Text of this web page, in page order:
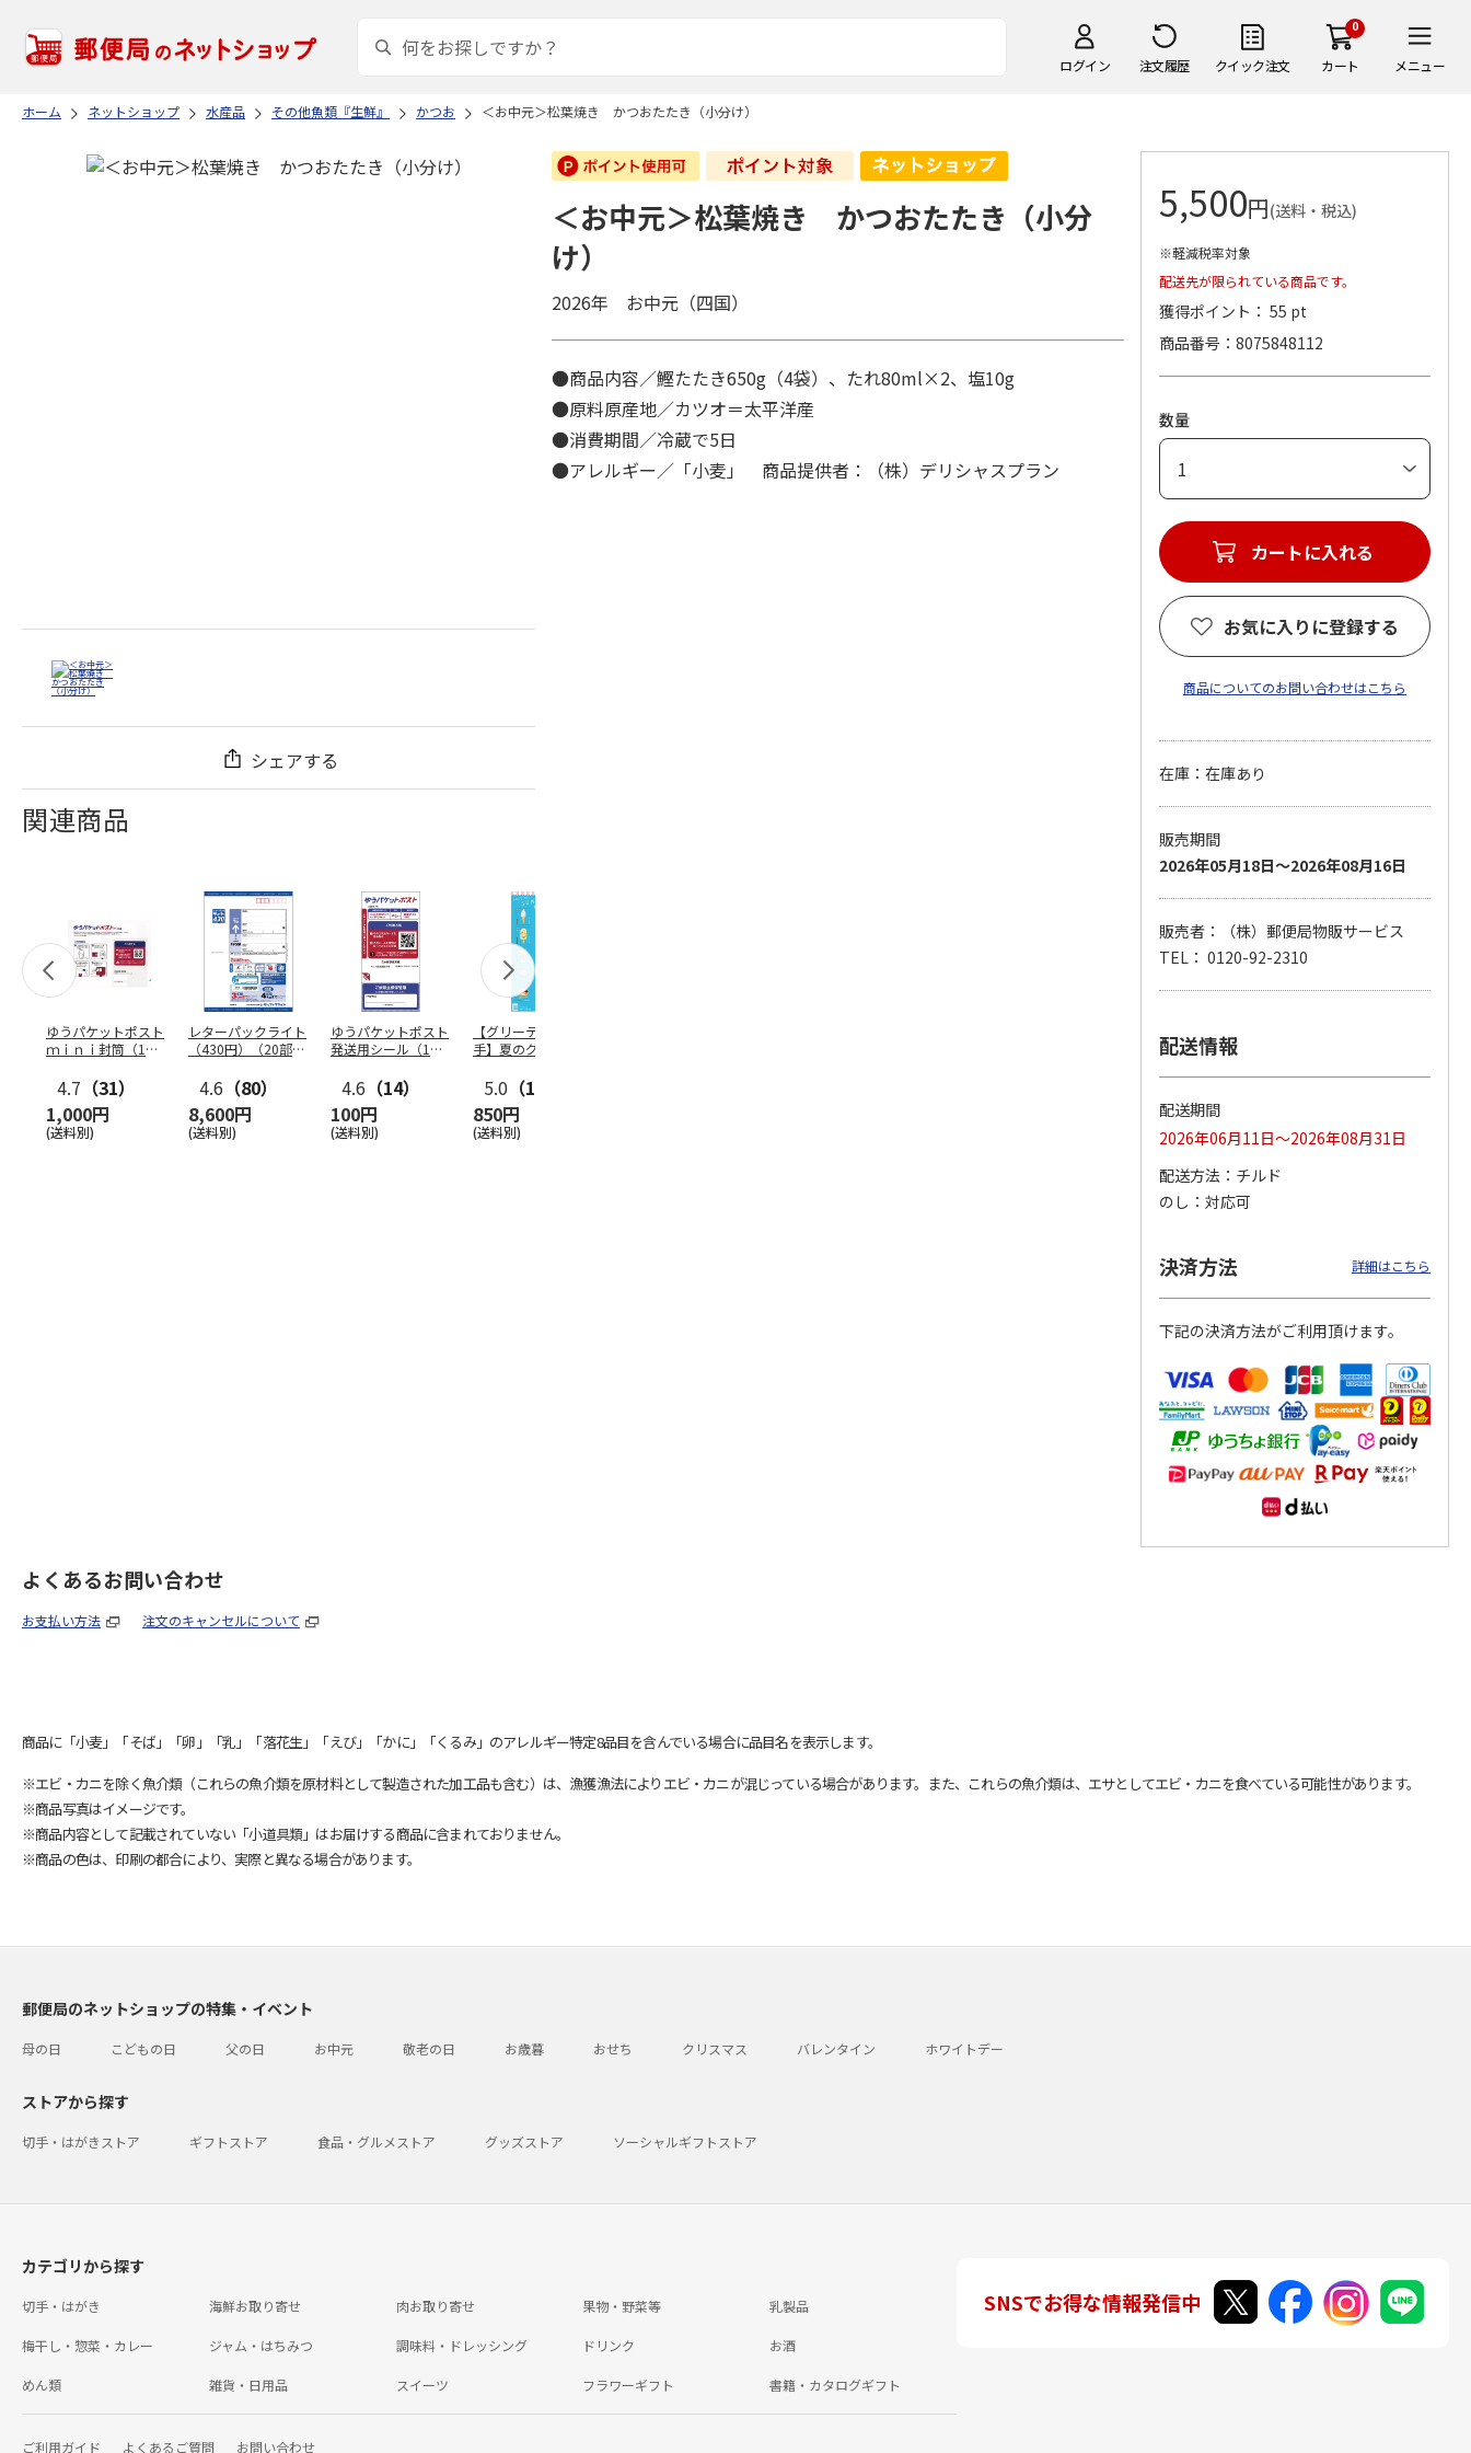
ログイン 注文履歴 クイック注文
0
カート メニュー
ホーム ネットショップ 水産品 その他魚類『生鮮』 かつお ＜お中元＞松葉焼き かつおたたき（小分け）
シェアする
関連商品
ゆうパケットポスト
ｍｉｎｉ封筒（1個
4.7 （31）
1,000円
(送料別)
レターパックライト
（430円）（20部セ
4.6 （80）
8,600円
(送料別)
ゆうパケットポスト
発送用シール（1個
4.6 （14）
100円
(送料別)
【グリーティング切
手】夏のグリーティ
5.0 （10）
850円
(送料別)
手】グリーティング
円…
5,500円
(送料別) (送料別)
＜お中元＞松葉焼き かつおたたき（小分
け）
2026年 お中元（四国）
●商品内容／鰹たたき650g（4袋）、たれ80ml×2、塩10g
●原料原産地／カツオ＝太平洋産
●消費期間／冷蔵で5日
●アレルギー／「小麦」 商品提供者：（株）デリシャスプラン
5,500円(送料・税込)
※軽減税率対象
配送先が限られている商品です。
獲得ポイント： 55 pt
商品番号
8075848112
数量
カートに入れる
お気に入りに登録する
商品についてのお問い合わせはこちら
在庫：在庫あり
販売期間
2026年05月18日～2026年08月16日
販売者：（株）郵便局物販サービス
TEL： 0120-92-2310
配送情報
配送期間
2026年06月11日～2026年08月31日
配送方法
チルド
のし
対応可
決済方法 詳細はこちら
下記の決済方法がご利用頂けます。
よくあるお問い合わせ
お支払い方法 注文のキャンセルについて
商品に「小麦」「そば」「卵」「乳」「落花生」「えび」「かに」「くるみ」のアレルギー特定8品目を含んでいる場合に品目名を表示します。
※エビ・カニを除く魚介類（これらの魚介類を原材料として製造された加工品も含む）は、漁獲漁法によりエビ・カニが混じっている場合があります。また、これらの魚介類は、エサとしてエビ・カニを食べている可能性があります。
※商品写真はイメージです。
※商品内容として記載されていない「小道具類」はお届けする商品に含まれておりません。
※商品の色は、印刷の都合により、実際と異なる場合があります。
郵便局のネットショップの特集・イベント
母の日 こどもの日 父の日 お中元 敬老の日 お歳暮 おせち クリスマス バレンタイン ホワイトデー
ストアから探す
切手・はがきストア ギフトストア 食品・グルメストア グッズストア ソーシャルギフトストア
カテゴリから探す
切手・はがき 海鮮お取り寄せ 肉お取り寄せ 果物・野菜等 乳製品
梅干し・惣菜・カレー ジャム・はちみつ 調味料・ドレッシング ドリンク お酒
めん類 雑貨・日用品 スイーツ フラワーギフト 書籍・カタログギフト
ご利用ガイド よくあるご質問 お問い合わせ
SNSでお得な情報発信中